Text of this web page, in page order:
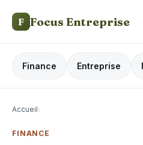
F Focus Entreprise
Finance Entreprise
Accueil›
FINANCE